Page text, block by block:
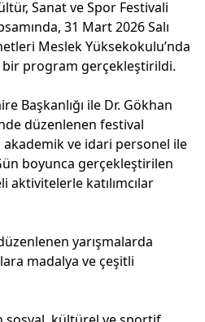
Sanat ve Spor Festivali
31 Mart 2026 Salı
Meslek Yüksekokulu’nda
bir program gerçekleştirildi.
Başkanlığı ile Dr. Gökhan
düzenlenen festival
ve idari personel ile
boyunca gerçekleştirilen
katılımcılar
yarışmalarda
madalya ve çeşitli